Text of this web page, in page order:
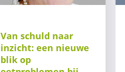
Van schuld naar
inzicht: een nieuwe
blik op